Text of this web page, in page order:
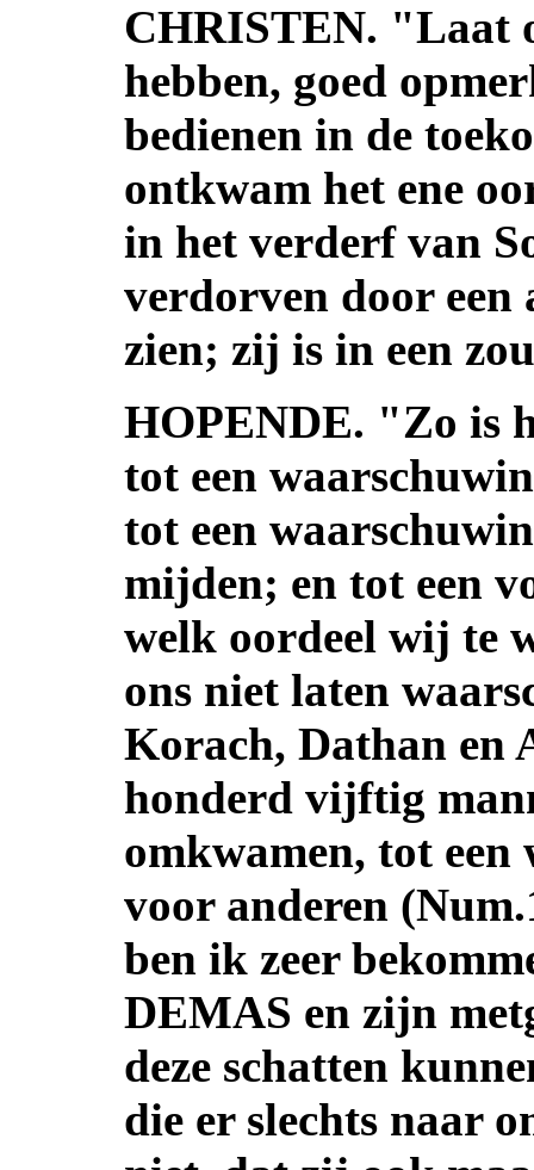
CHRISTEN. "Laat
hebben, goed
bedienen in de
ontkwam het ene
in het verderf van
verdorven door een
zien; zij is in een
HOPENDE. "Zo is
tot een
tot een
mijden; en tot een
welk oordeel wij te
ons niet laten
Korach, Dathan en
honderd vijftig
omkwamen, tot een
voor anderen
ben ik zeer
DEMAS en zijn
deze schatten
die er slechts naar